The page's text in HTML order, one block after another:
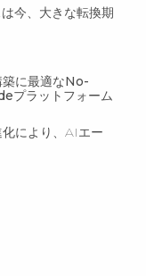
今、大きな転換期
に最適なNo-
プラットフォーム
により、AIエー